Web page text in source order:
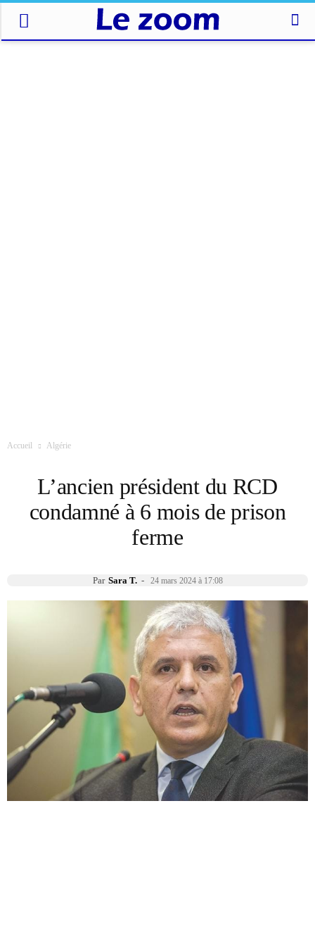
Accueil Algérie
L’ancien président du RCD
condamné à 6 mois de prison
ferme
Par Sara T. - 24 mars 2024 à 17:08